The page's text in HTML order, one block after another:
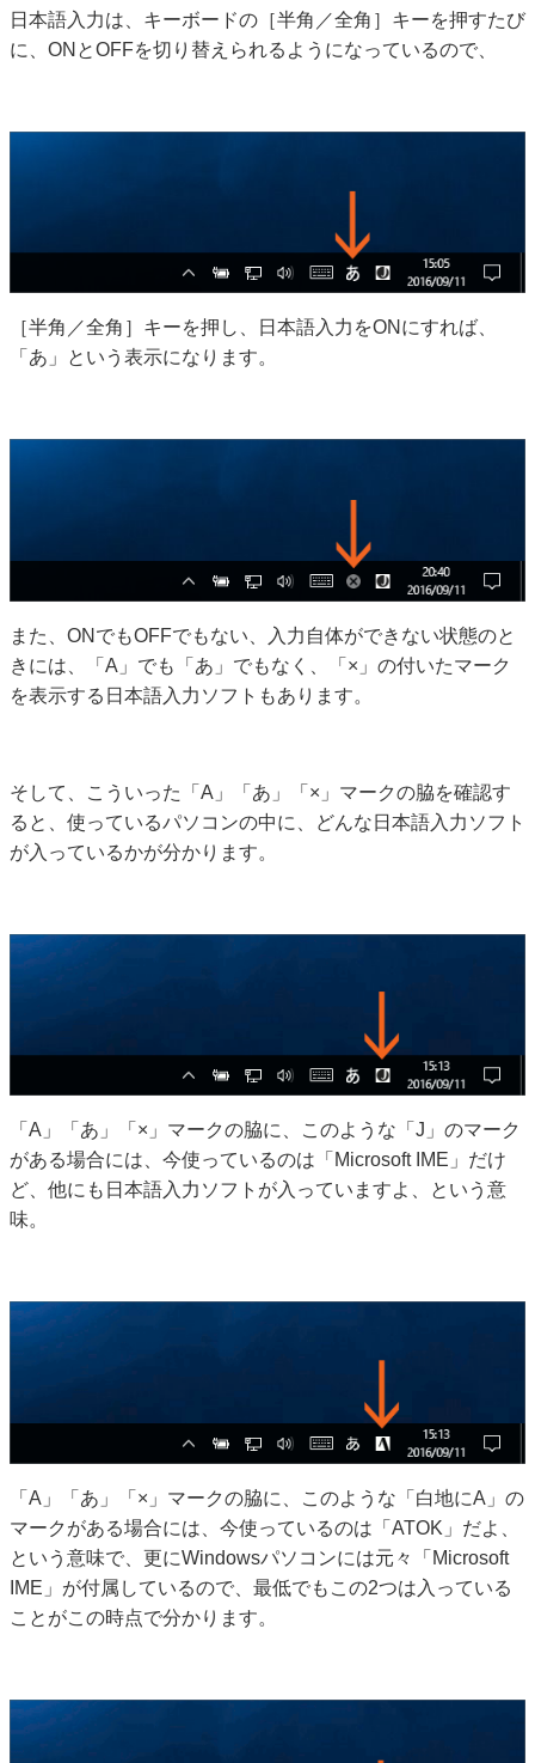
日本語入力は、キーボードの［半角／全角］キーを押すたび
に、ONとOFFを切り替えられるようになっているので、
［半角／全角］キーを押し、日本語入力をONにすれば、
「あ」という表示になります。
また、ONでもOFFでもない、入力自体ができない状態のと
きには、「A」でも「あ」でもなく、「×」の付いたマーク
を表示する日本語入力ソフトもあります。
そして、こういった「A」「あ」「×」マークの脇を確認す
ると、使っているパソコンの中に、どんな日本語入力ソフト
が入っているかが分かります。
「A」「あ」「×」マークの脇に、このような「J」のマーク
がある場合には、今使っているのは「Microsoft IME」だけ
ど、他にも日本語入力ソフトが入っていますよ、という意
味。
「A」「あ」「×」マークの脇に、このような「白地にA」の
マークがある場合には、今使っているのは「ATOK」だよ、
という意味で、更にWindowsパソコンには元々「Microsoft
IME」が付属しているので、最低でもこの2つは入っている
ことがこの時点で分かります。